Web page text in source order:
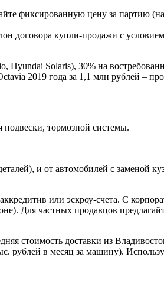
фиксированную цену за партию
договора купли-продажи с
Solaris), 30% на
2019 года за 1,1 млн рублей –
тормозной системы.
и от автомобилей с заменой
или эскроу-счета. С
Для частных продавцов
стоимость доставки из
рублей в месяц за машину).